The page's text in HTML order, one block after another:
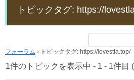
トピックタグ: https://
フォーラム › トピックタグ: https://lovestla.top/
1件のトピックを表示中 - 1 - 1件目